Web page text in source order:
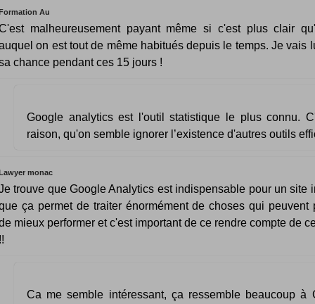
Au
malheureusement payant même si c'est plus clair
on est tout de même habitués depuis le temps. Je vais
chance pendant ces 15 jours !
Google analytics est l'outil statistique le plus connu.
raison, qu'on semble ignorer l’existence d'autres outils
monac
trouve que Google Analytics est indispensable pour un site
ça permet de traiter énormément de choses qui peuvent
mieux performer et c'est important de ce rendre compte de
Ca me semble intéressant, ça ressemble beaucoup à